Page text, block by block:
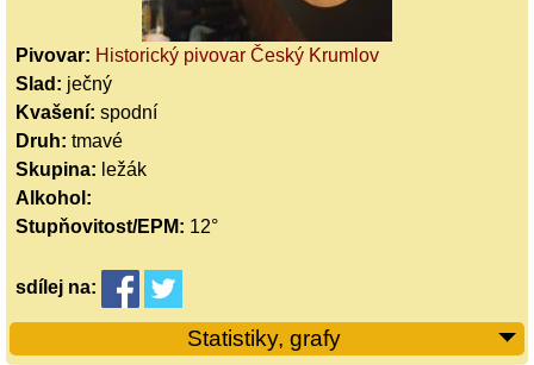
Pivovar: Historický pivovar Český Krumlov
Slad: ječný
Kvašení: spodní
Druh: tmavé
Skupina: ležák
Alkohol:
Stupňovitost/EPM: 12°
sdílej na:
Statistiky, grafy